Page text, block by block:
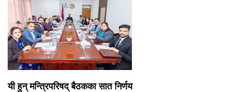
यी हुन् मन्त्रिपरिषद् बैठकका सात निर्णय